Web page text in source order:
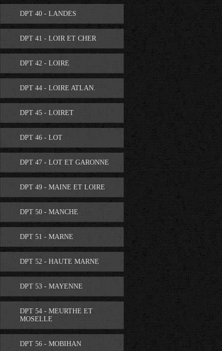
DPT 40 - LANDES
DPT 41 - LOIR ET CHER
DPT 42 - LOIRE
DPT 44 - LOIRE ATLAN.
DPT 45 - LOIRET
DPT 46 - LOT
DPT 47 - LOT ET GARONNE
DPT 49 - MAINE ET LOIRE
DPT 50 - MANCHE
DPT 51 - MARNE
DPT 52 - HAUTE MARNE
DPT 53 - MAYENNE
DPT 54 - MEURTHE ET
MOSELLE
DPT 56 - MOBIHAN